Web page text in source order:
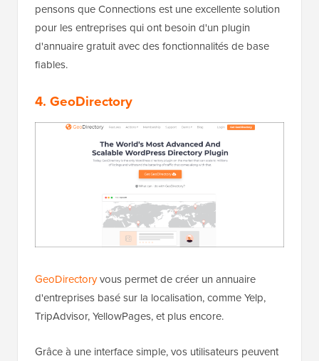
pensons que Connections est une excellente solution
pour les entreprises qui ont besoin d'un plugin
d'annuaire gratuit avec des fonctionnalités de base
fiables.
4. GeoDirectory
GeoDirectoryvous permet de créer un annuaire
d'entreprises basé sur la localisation, comme Yelp,
TripAdvisor, YellowPages, et plus encore.
Grâce à une interface simple, vos utilisateurs peuvent